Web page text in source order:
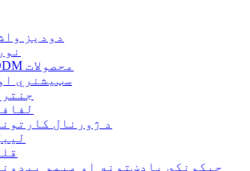
دودیز
د OEM او ODM محصولات
سټیشنري
د ژورنال
چپکونکي یادښتونه او میمو